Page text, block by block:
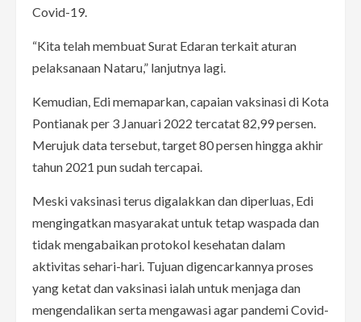
Covid-19.
“Kita telah membuat Surat Edaran terkait aturan
pelaksanaan Nataru,” lanjutnya lagi.
Kemudian, Edi memaparkan, capaian vaksinasi di Kota
Pontianak per 3 Januari 2022 tercatat 82,99 persen.
Merujuk data tersebut, target 80 persen hingga akhir
tahun 2021 pun sudah tercapai.
Meski vaksinasi terus digalakkan dan diperluas, Edi
mengingatkan masyarakat untuk tetap waspada dan
tidak mengabaikan protokol kesehatan dalam
aktivitas sehari-hari. Tujuan digencarkannya proses
yang ketat dan vaksinasi ialah untuk menjaga dan
mengendalikan serta mengawasi agar pandemi Covid-